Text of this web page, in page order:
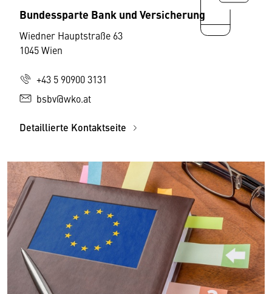
Bundessparte Bank und Versicherung
Wiedner Hauptstraße 63
1045 Wien
+43 5 90900 3131
bsbv@wko.at
Detaillierte Kontaktseite